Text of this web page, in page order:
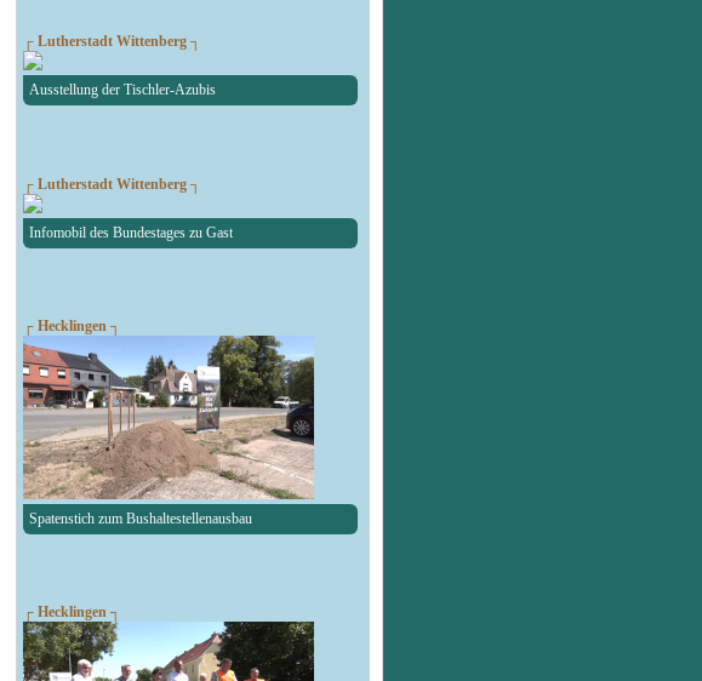
┌ Lutherstadt Wittenberg ┐
Ausstellung der Tischler-Azubis
┌ Lutherstadt Wittenberg ┐
Infomobil des Bundestages zu Gast
┌ Hecklingen ┐
Spatenstich zum Bushaltestellenausbau
┌ Hecklingen ┐